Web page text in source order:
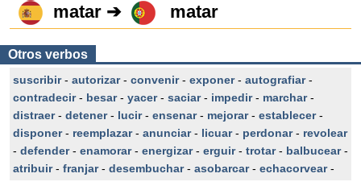
matar ➔
matar
Otros verbos
suscribir- autorizar- convenir- exponer- autografiar-
contradecir- besar- yacer- saciar- impedir- marchar-
distraer- detener- lucir- ensenar- mejorar- establecer-
disponer- reemplazar- anunciar- licuar- perdonar- revolear
- defender- enamorar- energizar- erguir- trotar- balbucear-
atribuir- franjar- desembuchar- asobarcar- echacorvear-